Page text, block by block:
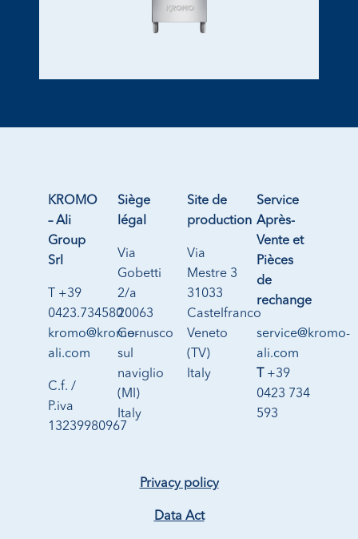
KROMO
– Ali
Group
Srl
T +39
0423.734580
kromo@kromo-
ali.com
C.f. /
P.iva
13239980967
Siège
légal
Via
Gobetti
2/a
20063
Cernusco
sul
naviglio
(MI)
Italy
Site de
production
Via
Mestre 3
31033
Castelfranco
Veneto
(TV)
Italy
Service
Après-
Vente et
Pièces
de
rechange
service@kromo-
ali.com
+39
0423 734
593
Privacy policy
Data Act